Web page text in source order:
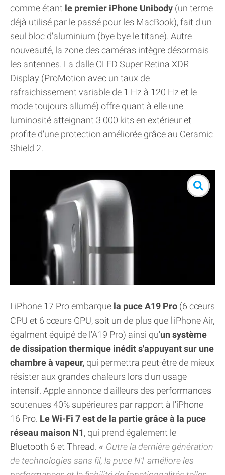
comme étant le premier iPhone Unibody (un terme
déjà utilisé par le passé pour les MacBook), fait d'un
seul bloc d'aluminium (bye bye le titane). Autre
nouveauté, la zone des caméras intègre désormais
les antennes. La dalle OLED Super Retina XDR
Display (ProMotion avec un taux de
rafraichissement variable de 1 Hz à 120 Hz et le
mode toujours allumé) offre quant à elle une
luminosité atteignant 3 000 kits en extérieur et
profite d'une protection améliorée grâce au Ceramic
Shield 2.
L'iPhone 17 Pro embarque la puce A19 Pro (6 cœurs
CPU et 6 cœurs GPU, soit un de plus que l'iPhone Air,
égalment équipé de l'A19 Pro) ainsi qu'un système
de dissipation thermique inédit s'appuyant sur une
chambre à vapeur, qui permettra peut-être de mieux
résister aux grandes chaleurs lors d'un usage
intensif. Apple annonce d'ailleurs des performances
soutenues 40% supérieures par rapport à l'iPhone
16 Pro. Le Wi-Fi 7 est de la partie grâce à la puce
réseau maison N1, qui prend également le
Bluetooth 6 et Thread.
Outre la dernière génération
de technologies sans fil, la puce N1 améliore les